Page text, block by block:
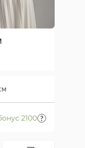
2100